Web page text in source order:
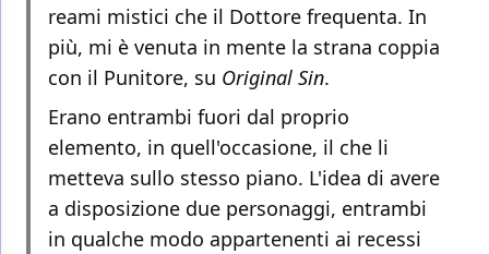
reami mistici che il Dottore frequenta. In
più, mi è venuta in mente la strana coppia
con il Punitore, su Original Sin.
Erano entrambi fuori dal proprio
elemento, in quell'occasione, il che li
metteva sullo stesso piano. L'idea di avere
a disposizione due personaggi, entrambi
in qualche modo appartenenti ai recessi